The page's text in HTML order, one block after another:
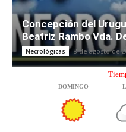
Concepción del
Beatriz Rambo Vda.
Necrológicas 8 de agosto de